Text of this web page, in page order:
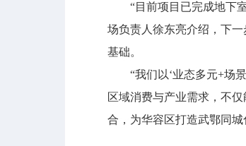
“目前项目已完成地下室
场负责人徐东亮介绍，下
基础。
“我们以‘业态多元+场景
区域消费与产业需求，不
合，为华容区打造武鄂同城